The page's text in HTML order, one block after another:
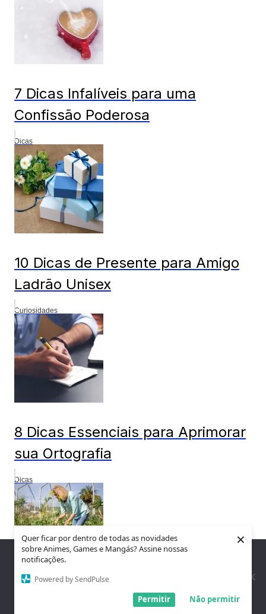
Quer ficar por dentro de todas as novidades
sobre Animes, Games e Mangás? Assine nossas
notificações.
Powered by SendPulse
Não permitir
Permitir
×
7 Dicas Infalíveis para uma
Confissão Poderosa
Dicas
10 Dicas de Presente para Amigo
Ladrão Unisex
Curiosidades
8 Dicas Essenciais para Aprimorar
sua Ortografia
Dicas
5 Dicas para ter uma horta em
Nós utilizamos cookies para garantir que você tenha a melhor
experiência em nosso site. Se você continua a usar este site,
assumimos que você está satisfeito.
Entendi!